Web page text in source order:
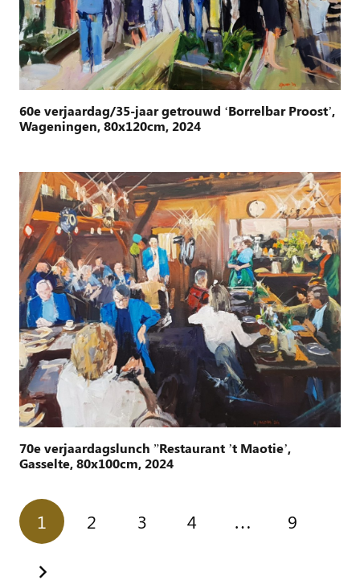
60e verjaardag/35-jaar getrouwd ‘Borrelbar Proost’,
Wageningen, 80x120cm, 2024
70e verjaardagslunch ”Restaurant ’t Maotie’,
Gasselte, 80x100cm, 2024
1 2 3 4 … 9